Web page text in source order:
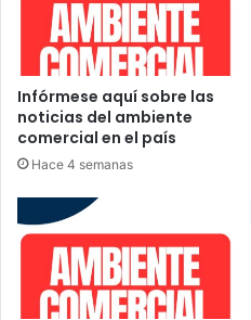
Infórmese aquí sobre las
noticias del ambiente
comercial en el país
Hace 4 semanas